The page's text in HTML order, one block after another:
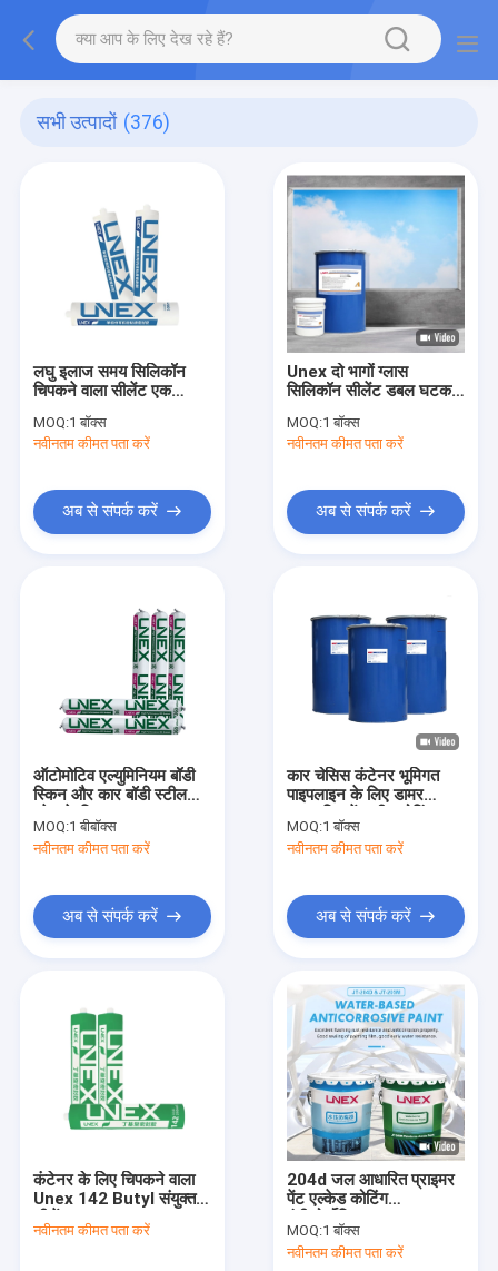
सभी उत्पादों (376)
लघु इलाज समय सिलिकॉन
चिपकने वाला सीलेंट एक
MOQ:1 बॉक्स
नवीनतम कीमत पता करें
अब से संपर्क करें
Unex दो भागों ग्लास
सिलिकॉन सीलेंट डबल घटक
MOQ:1 बॉक्स
नवीनतम कीमत पता करें
अब से संपर्क करें
ऑटोमोटिव एल्युमिनियम बॉडी
स्किन और कार बॉडी स्टील
संशोधित सिलाने पॉलिमर
सिलिकॉन सीलेंट
MOQ:1 बीबॉक्स
नवीनतम कीमत पता करें
अब से संपर्क करें
कार चेसिस कंटेनर भूमिगत
पाइपलाइन के लिए डामर
वॉटरप्रूफिंग कोटिंग
MOQ:1 बॉक्स
नवीनतम कीमत पता करें
अब से संपर्क करें
कंटेनर के लिए चिपकने वाला
Unex 142 Butyl संयुक्त
नवीनतम कीमत पता करें
204d जल आधारित प्राइमर
पेंट एल्केड कोटिंग
MOQ:1 बॉक्स
नवीनतम कीमत पता करें